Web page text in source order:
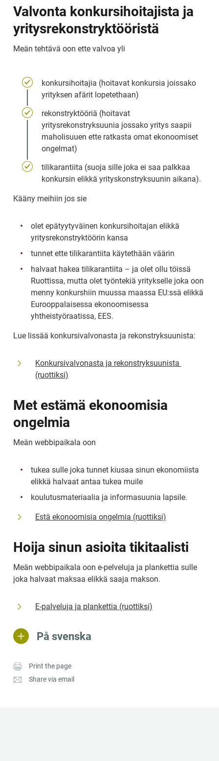
Valvonta konkursihoitajista ja
yritysrekonstryktööristä
Meän tehtävä oon ette valvoa yli
konkursihoitajia (hoitavat konkursia joissako
yrityksen afärit lopetethaan)
rekonstryktööriä (hoitavat
yritysrekonstryksuunia jossako yritys saapii
maholisuuen ette ratkasta omat ekonoomiset
ongelmat)
tilikarantiita (suoja sille joka ei saa palkkaa
konkursin elikkä yrityskonstryksuunin aikana).
Kääny meihiin jos sie
olet epätyytyväinen konkursihoitajan elikkä
yritysrekonstryktöörin kansa
tunnet ette tilikarantiita käytethään väärin
halvaat hakea tilikarantiita – ja olet ollu töissä
Ruottissa, mutta olet työntekiä yritykselle joka oon
menny konkurshiin muussa maassa EU:ssä elikkä
Eurooppalaisessa ekonoomisessa
yhtheistyöraatissa, EES.
Lue lissää konkursivalvonasta ja rekonstryksuunista:
Konkursivalvonasta ja rekonstryksuunista
(ruottiksi)
Met estämä ekonoomisia
ongelmia
Meän webbipaikala oon
tukea sulle joka tunnet kiusaa sinun ekonomiista
elikkä halvaat antaa tukea muile
koulutusmateriaalia ja informasuunia lapsile.
Estä ekonoomisia ongelmia (ruottiksi)
Hoija sinun asioita tikitaalisti
Meän webbipaikala oon e-pelveluja ja plankettia sulle
joka halvaat maksaa elikkä saaja makson.
E-palveluja ja plankettia (ruottiksi)
På svenska
Print the page
Share via email